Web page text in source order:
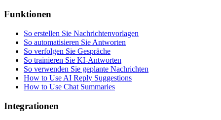
Funktionen
So erstellen Sie Nachrichtenvorlagen
So automatisieren Sie Antworten
So verfolgen Sie Gespräche
So trainieren Sie KI-Antworten
So verwenden Sie geplante Nachrichten
How to Use AI Reply Suggestions
How to Use Chat Summaries
Integrationen